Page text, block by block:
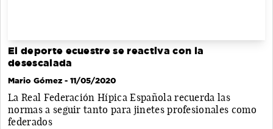
El deporte ecuestre se reactiva con la
desescalada
Mario Gómez - 11/05/2020
La Real Federación Hípica Española recuerda las
normas a seguir tanto para jinetes profesionales como
federados